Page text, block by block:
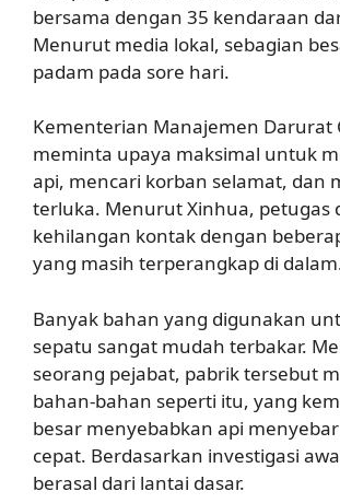
bersama dengan 35 kendaraan
Menurut media lokal, sebagian
padam pada sore hari.
Kementerian Manajemen Darurat
meminta upaya maksimal untuk
api, mencari korban selamat, dan
terluka. Menurut Xinhua, petugas
kehilangan kontak dengan
yang masih terperangkap di
Banyak bahan yang digunakan
sepatu sangat mudah terbakar.
seorang pejabat, pabrik tersebut
bahan-bahan seperti itu, yang
besar menyebabkan api
cepat. Berdasarkan investigasi
berasal dari lantai dasar.